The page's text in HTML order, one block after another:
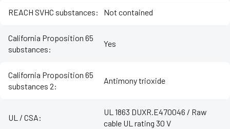
REACH SVHC substances: Not contained
California Proposition 65
substances:
Yes
California Proposition 65
substances 2:
Antimony trioxide
UL / CSA:
UL 1863 DUXR.E470046 / Raw
cable UL rating 30 V